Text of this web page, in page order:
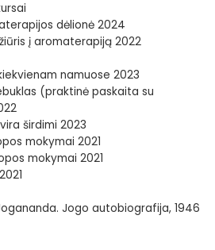
dėlionė 2024
į aromaterapiją 2022
namuose 2023
(praktinė paskaita su
širdimi 2023
mokymai 2021
mokymai 2021
Jogo autobiografija, 1946